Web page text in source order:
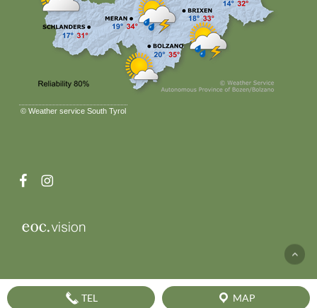
© Weather service South Tyrol
facebookinstagram
TEL MAP